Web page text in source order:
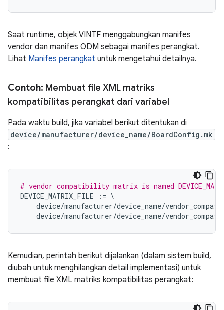
Saat runtime, objek VINTF menggabungkan manifes
vendor dan manifes ODM sebagai manifes perangkat.
Lihat Manifes perangkat untuk mengetahui detailnya.
Contoh: Membuat file XML matriks
kompatibilitas perangkat dari variabel
Pada waktu build, jika variabel berikut ditentukan di
device/manufacturer/device_name/BoardConfig.mk
:
# vendor compatibility matrix is named
DEVICE_MATRIX_FILE
:= \
device/manufacturer/device_name/
device/manufacturer/device_name/
Kemudian, perintah berikut dijalankan (dalam sistem build,
diubah untuk menghilangkan detail implementasi) untuk
membuat file XML matriks kompatibilitas perangkat: